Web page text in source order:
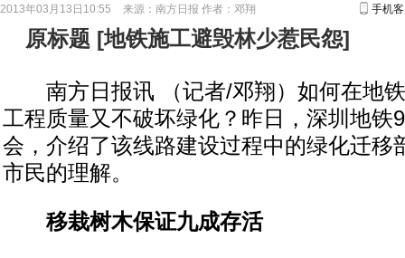
2013年03月13日10:55 来源： 南方日报 作者：邓翔 手机
原标题 [地铁施工避毁林少惹民怨]
南方日报讯 （记者/邓翔）如何在地铁
工程质量又不破坏绿化？昨日，深圳地铁
会，介绍了该线路建设过程中的绿化迁移
市民的理解。
移栽树木保证九成存活